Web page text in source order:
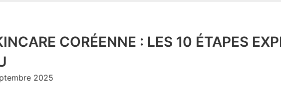
CORÉENNE : LES 10 ÉTAPES
2025